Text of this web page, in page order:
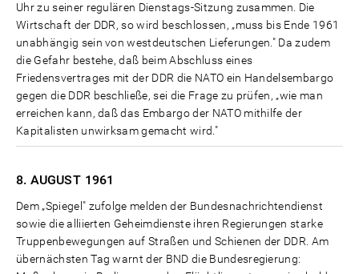
Uhr zu seiner regulären Dienstags-Sitzung zusammen. Die
Wirtschaft der DDR, so wird beschlossen, „muss bis Ende 1961
unabhängig sein von westdeutschen Lieferungen." Da zudem
die Gefahr bestehe, daß beim Abschluss eines
Friedensvertrages mit der DDR die NATO ein Handelsembargo
gegen die DDR beschließe, sei die Frage zu prüfen, „wie man
erreichen kann, daß das Embargo der NATO mithilfe der
Kapitalisten unwirksam gemacht wird."
8. AUGUST 1961
Dem „Spiegel" zufolge melden der Bundesnachrichtendienst
sowie die alliierten Geheimdienste ihren Regierungen starke
Truppenbewegungen auf Straßen und Schienen der DDR. Am
übernächsten Tag warnt der BND die Bundesregierung: